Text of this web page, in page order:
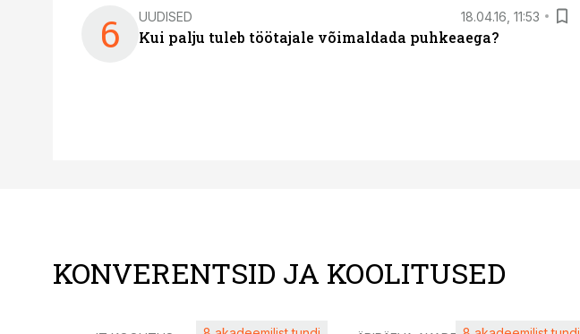
6 UUDISED 18.04.16, 11:53
Kui palju tuleb töötajale võimaldada puhkeaega?
KONVERENTSID JA KOOLITUSED